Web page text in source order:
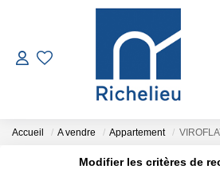
VENTES
LOCATIONS
Accueil A vendre Appartement
Modifier les critères de